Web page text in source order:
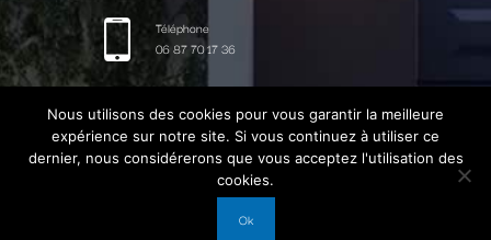
Téléphone
06 87 70 17 36
Email
elodie@lesmaisonsdelodie.fr
© 2020 Les maisons d'Elodie - Tous droits réservés -
Licom Développement
Nous utilisons des cookies pour vous garantir la meilleure
expérience sur notre site. Si vous continuez à utiliser ce
dernier, nous considérerons que vous acceptez l'utilisation des
cookies.
Ok